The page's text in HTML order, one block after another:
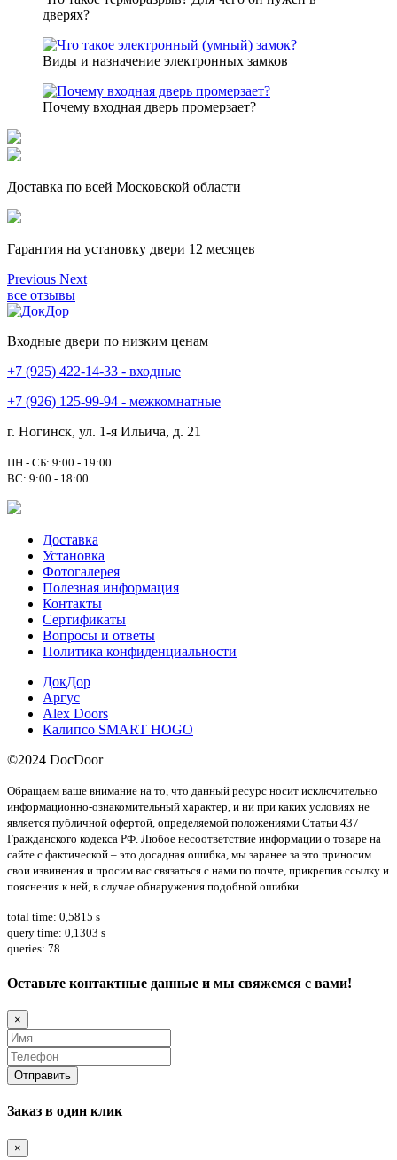
дверях?
Виды и назначение электронных замков
Почему входная дверь промерзает?
Доставка по всей Московской области
Гарантия на установку двери 12 месяцев
Previous Next
все отзывы
Входные двери по низким ценам
+7 (925) 422-14-33 - входные
+7 (926) 125-99-94 - межкомнатные
г. Ногинск, ул. 1-я Ильича, д. 21
ПН - СБ: 9:00 - 19:00
ВС: 9:00 - 18:00
Доставка
Установка
Фотогалерея
Полезная информация
Контакты
Сертификаты
Вопросы и ответы
Политика конфиденциальности
ДокДор
Аргус
Alex Doors
Калипсо SMART HOGO
©2024 DocDoor
Обращаем ваше внимание на то, что данный ресурс носит исключительно
информационно-ознакомительный характер, и ни при каких условиях не
является публичной офертой, определяемой положениями Статьи 437
Гражданского кодекса РФ. Любое несоответствие информации о товаре на
сайте с фактической – это досадная ошибка, мы заранее за это приносим
свои извинения и просим вас связаться с нами по почте, прикрепив ссылку и
пояснения к ней, в случае обнаружения подобной ошибки.
total time: 0,5815 s
query time: 0,1303 s
queries: 78
Оставьте контактные данные и мы свяжемся с вами!
×
Заказ в один клик
×